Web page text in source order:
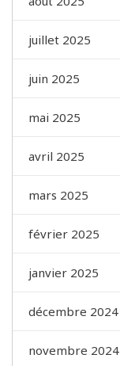
juillet 2025
juin 2025
mai 2025
avril 2025
mars 2025
février 2025
janvier 2025
décembre 2024
novembre 2024